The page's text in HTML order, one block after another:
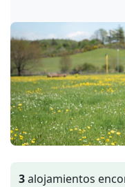
3alojamientos